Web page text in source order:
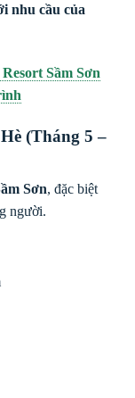
nhu cầu của
Sầm Sơn
(Tháng 5 –
Sơn, đặc biệt
người.